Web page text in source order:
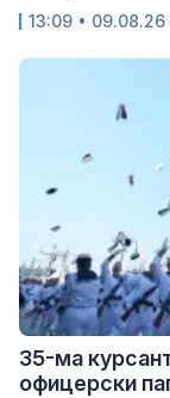
13:09 • 09.08.26
35-ма
офицерски